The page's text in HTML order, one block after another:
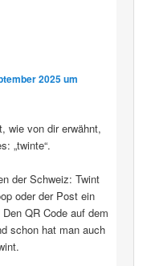
2025 um
wie von dir erwähnt,
„twinte“.
der Schweiz: Twint
oder der Post ein
QR Code auf dem
schon hat man auch